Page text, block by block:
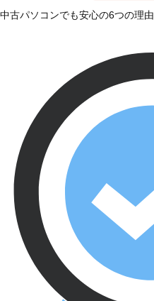
中古パソコンでも安心の6つの理由